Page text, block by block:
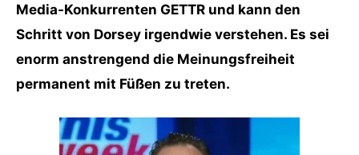
Media-Konkurrenten GETTR und kann den
Schritt von Dorsey irgendwie verstehen. Es sei
enorm anstrengend die Meinungsfreiheit
permanent mit Füßen zu treten.